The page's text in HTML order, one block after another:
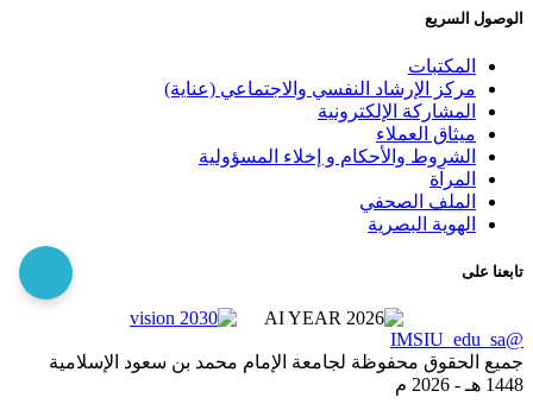
الوصول السريع
المكتبات
مركز الإرشاد النفسي والاجتماعي (عناية)
المشاركة الإلكترونية
ميثاق العملاء
الشروط والأحكام و إخلاء المسؤولية
المرآة
الملف الصحفي
الهوية البصرية
تابعنا على
@IMSIU_edu_sa
جميع الحقوق محفوظة لجامعة الإمام محمد بن سعود الإسلامية
1448 هـ -
2026 م